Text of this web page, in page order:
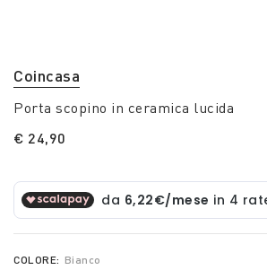
Coincasa
Porta scopino in ceramica lucida
€ 24,90
COLORE: Bianco